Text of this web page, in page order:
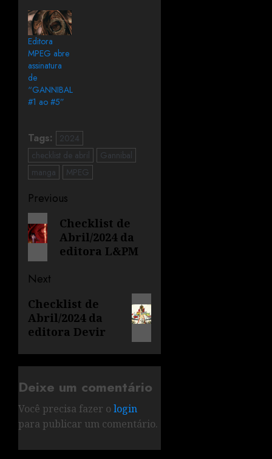
Editora
MPEG abre
assinatura
de
“GANNIBAL
#1 ao #5”
Tags:
2024
checklist de abril
Gannibal
manga
MPEG
Previous
Checklist de
Abril/2024 da
editora L&PM
Next
Checklist de
Abril/2024 da
editora Devir
Deixe um comentário
Você precisa fazer o login
para publicar um comentário.